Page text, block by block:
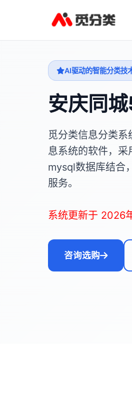
AI驱动的智能分类技
安庆同
觅分类信息分类
息系统的软件，
mysql数据库结合
服务。
系统更新于 2026
咨询选购